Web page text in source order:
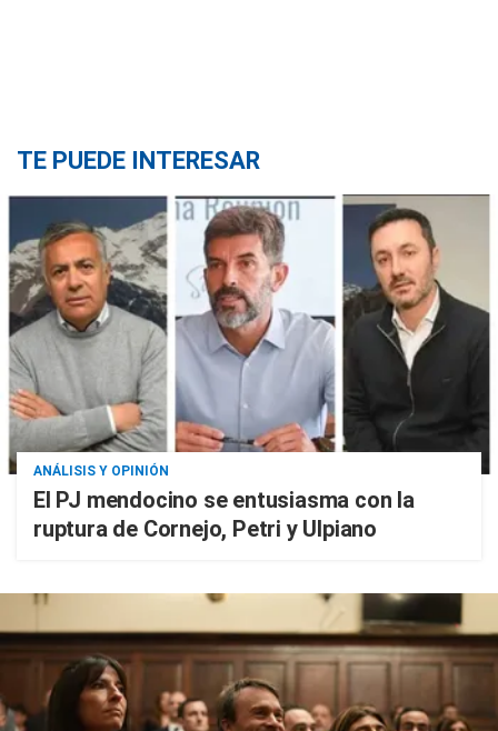
TE PUEDE INTERESAR
ANÁLISIS Y OPINIÓN
El PJ mendocino se entusiasma con la
ruptura de Cornejo, Petri y Ulpiano